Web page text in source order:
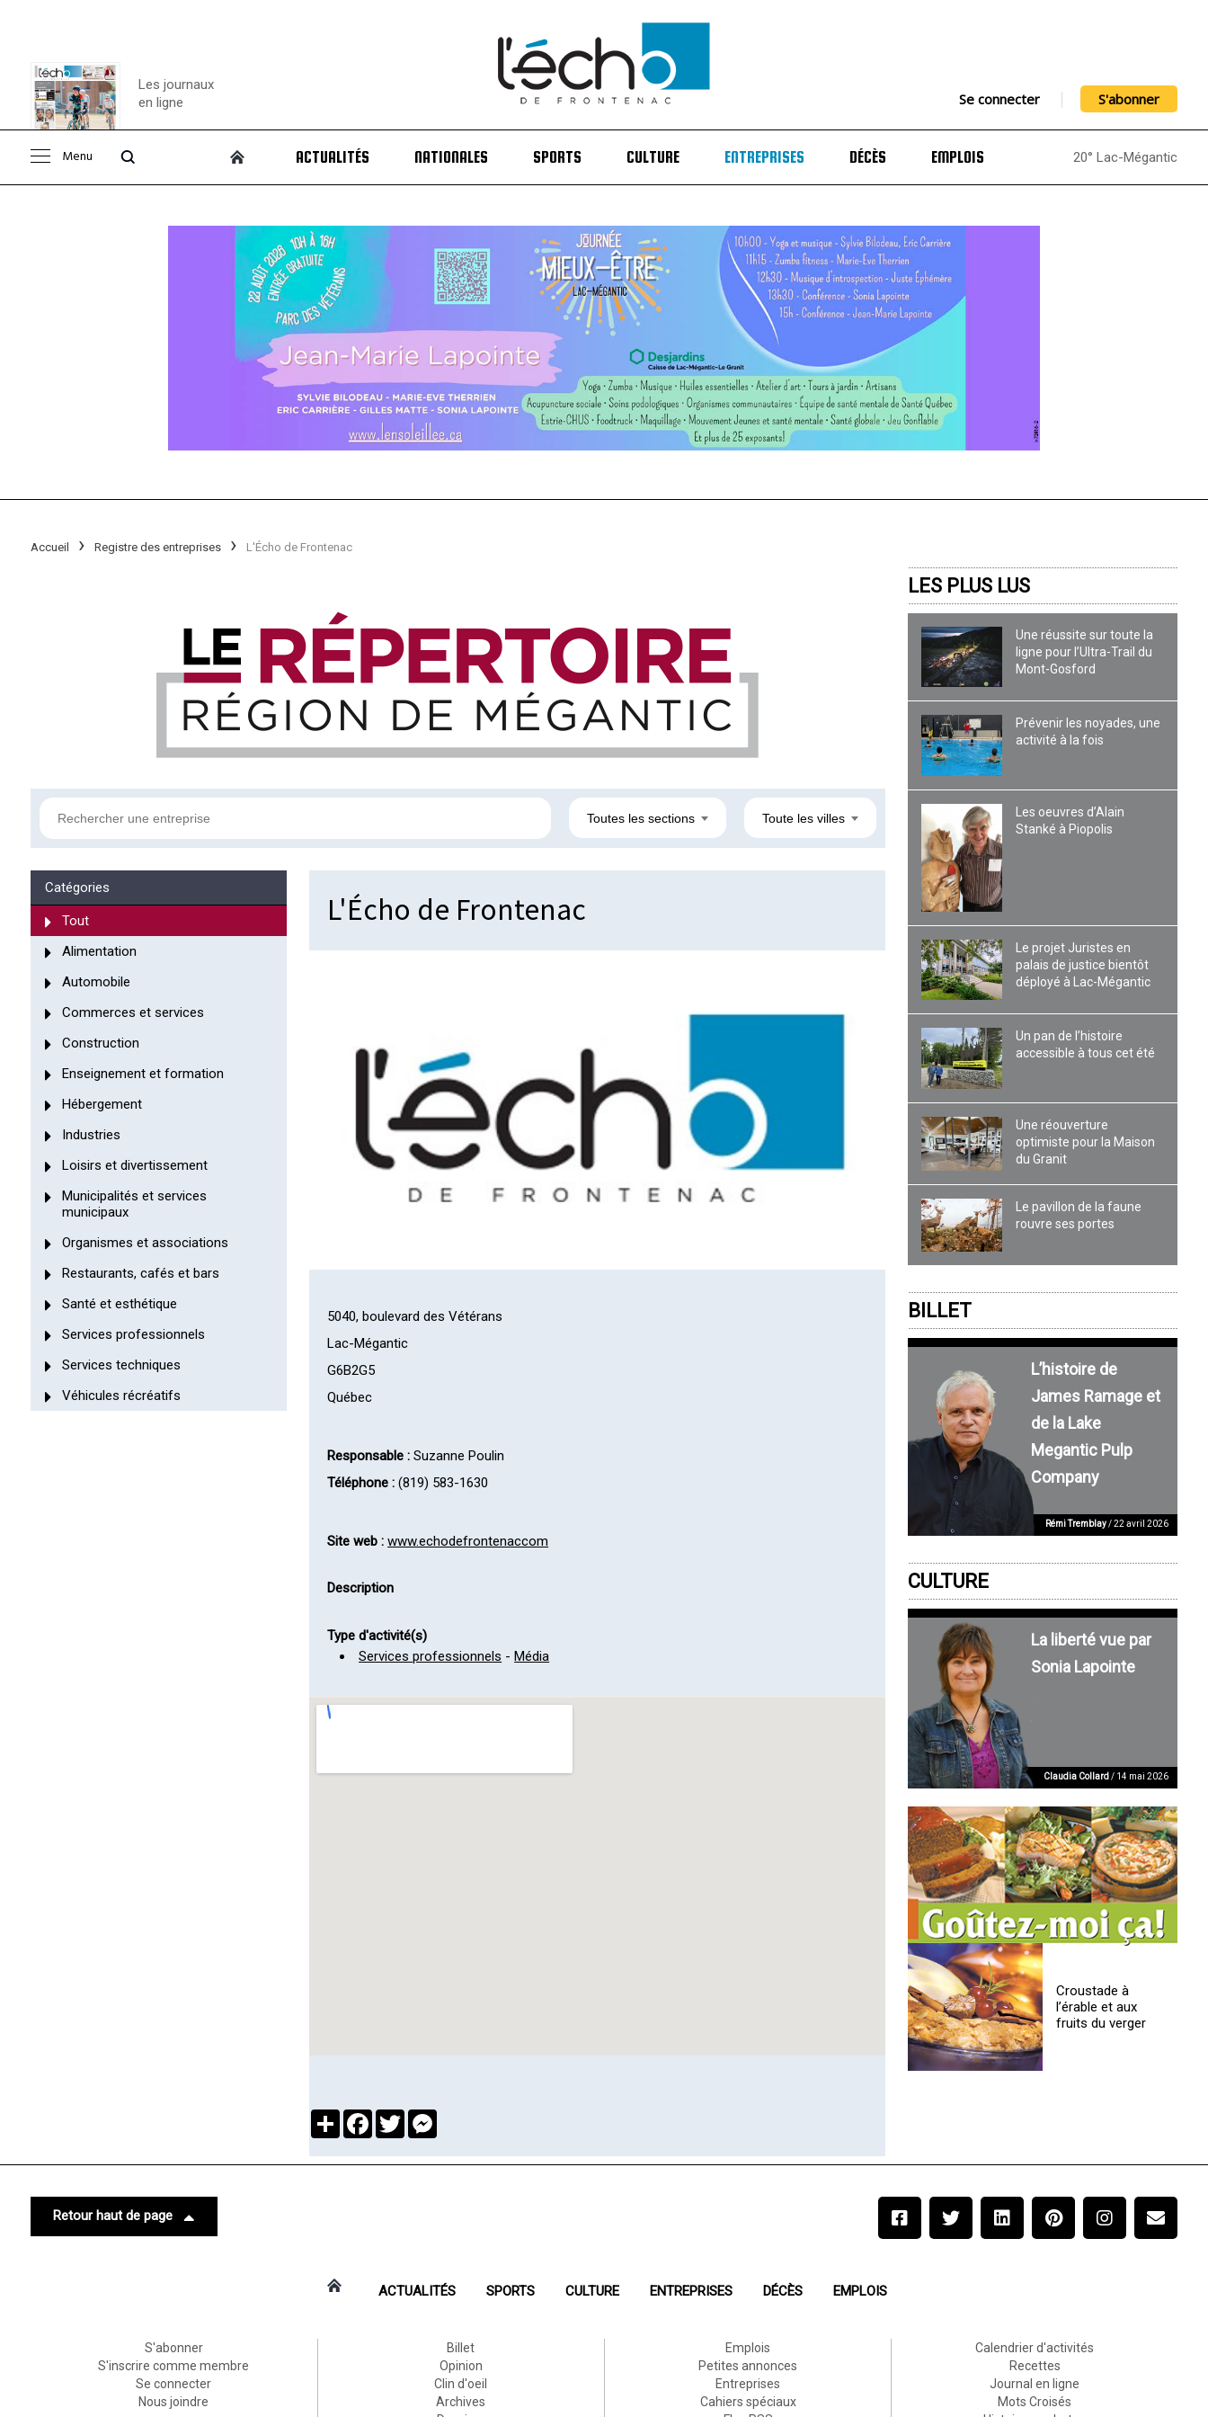
Consulter le
Les journaux
en ligne
Se connecter S'abonner
Menu ACTUALITÉS NATIONALES SPORTS CULTURE ENTREPRISES DÉCÈS EMPLOIS 20° Lac-Mégantic
Accueil Registre des entreprises L'Écho de Frontenac
Toutes les sections Toute les villes
Catégories
Tout
Alimentation
Automobile
Commerces et services
Construction
Enseignement et formation
Hébergement
Industries
Loisirs et divertissement
Municipalités et services
municipaux
Organismes et associations
Restaurants, cafés et bars
Santé et esthétique
Services professionnels
Services techniques
Véhicules récréatifs
L'Écho de Frontenac
5040, boulevard des Vétérans
Lac-Mégantic
G6B2G5
Québec
Responsable : Suzanne Poulin
Téléphone : (819) 583-1630
Site web : www.echodefrontenaccom
Description
Type d'activité(s)
Services professionnels -Média
PartagerFacebook
Twitter
LES PLUS LUS
Une réussite sur toute la
ligne pour l’Ultra-Trail du
Mont-Gosford
Prévenir les noyades, une
activité à la fois
Les oeuvres d’Alain
Stanké à Piopolis
Le projet Juristes en
palais de justice bientôt
déployé à Lac-Mégantic
Un pan de l’histoire
accessible à tous cet été
Une réouverture
optimiste pour la Maison
du Granit
Le pavillon de la faune
rouvre ses portes
BILLET
L’histoire de
James Ramage et
de la Lake
Megantic Pulp
Company
Rémi Tremblay/ 22 avril 2026
CULTURE
La liberté vue par
Sonia Lapointe
Claudia Collard/ 14 mai 2026
Croustade à
l’érable et aux
fruits du verger
Retour haut de page
ACTUALITÉS SPORTS CULTURE ENTREPRISES DÉCÈS EMPLOIS
S'abonner
S'inscrire comme membre
Se connecter
Nous joindre
Billet
Opinion
Clin d'oeil
Archives
Emplois
Petites annonces
Entreprises
Cahiers spéciaux
Calendrier d'activités
Recettes
Journal en ligne
Mots Croisés